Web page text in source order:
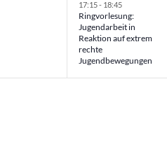
17:15- 18:45
Ringvorlesung:
Jugendarbeit in
Reaktion auf extrem
rechte
Jugendbewegungen